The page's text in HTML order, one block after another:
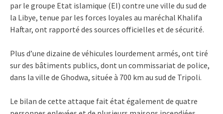
par le groupe Etat islamique (EI) contre une ville du sud de
la Libye, tenue par les forces loyales au maréchal Khalifa
Haftar, ont rapporté des sources officielles et de sécurité.
Plus d’une dizaine de véhicules lourdement armés, ont tiré
sur des bâtiments publics, dont un commissariat de police,
dans la ville de Ghodwa, située à 700 km au sud de Tripoli.
Le bilan de cette attaque fait état également de quatre